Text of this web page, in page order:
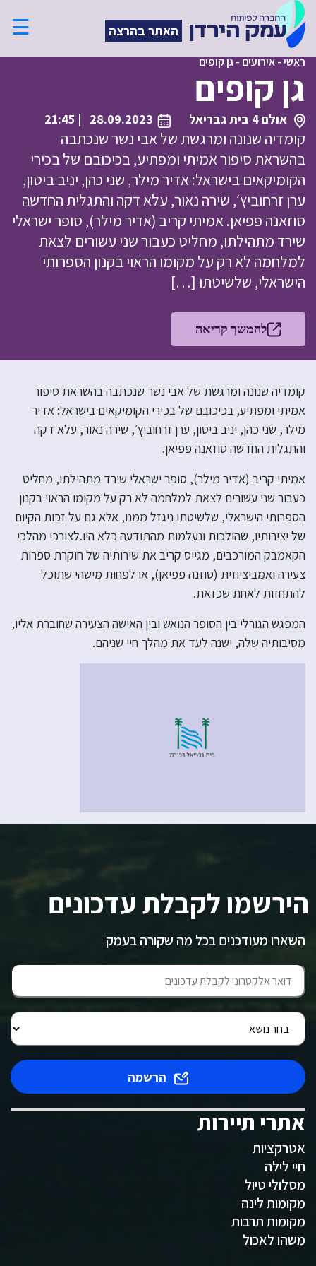
האתר בהרצה ☰
ראשי-אירועים -גן קופים
גן קופים
אולם 4 בית גבריאל 28.09.2023
| 21:45
קומדיה שנונה ומרגשת של אבי נשר שנכתבה
בהשראת סיפור אמיתי ומפתיע, בכיכובם של בכירי
הקומיקאים בישראל: אדיר מילר, שני כהן, יניב ביטון,
ערן זרחוביץ׳, שירה נאור, עלא דקה והתגלית החדשה
סוזאנה פפיאן. אמיתי קריב (אדיר מילר), סופר ישראלי
שירד מתהילתו, מחליט כעבור שני עשורים לצאת
למלחמה לא רק על מקומו הראוי בקנון הספרותי
הישראלי, שלשיטתו […]
להמשך קריאה
קומדיה שנונה ומרגשת של אבי נשר שנכתבה בהשראת סיפור
אמיתי ומפתיע, בכיכובם של בכירי הקומיקאים בישראל: אדיר
מילר, שני כהן, יניב ביטון, ערן זרחוביץ׳, שירה נאור, עלא דקה
והתגלית החדשה סוזאנה פפיאן.
אמיתי קריב (אדיר מילר), סופר ישראלי שירד מתהילתו, מחליט
כעבור שני עשורים לצאת למלחמה לא רק על מקומו הראוי בקנון
הספרותי הישראלי, שלשיטתו ניגזל ממנו, אלא גם על זכות הקיום
של יצירותיו, שהולכות ונעלמות מהתודעה כלא היו.לצורכי מהלכי
הקאמבק המורכבים, מגייס קריב את שירותיה של חוקרת ספרות
צעירה ואמביציוזית (סוזנה פפיאן), או לפחות מישהי שתוכל
להתחזות לאחת שכזאת.
המפגש הגורלי בין הסופר הנואש ובין האישה הצעירה שחוברת אליו,
מסיבותיה שלה, ישנה לעד את מהלך חיי שניהם.
הירשמו לקבלת עדכונים
השארו מעודכנים בכל מה שקורה בעמק
הרשמה
אתרי תיירות
אטרקציות
חיי לילה
מסלולי טיול
מקומות לינה
מקומות תרבות
משהו לאכול